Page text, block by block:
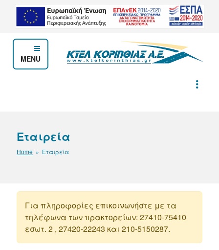
Μετάβαση
περιεχόμενο
MENU
Εταιρεία
Home » Εταιρεία
Για πληροφορίες επικοινωνήστε με τα
τηλέφωνα των πρακτορείων: 27410-75410
εσωτ. 2 , 27420-22243 και 210-5150287.